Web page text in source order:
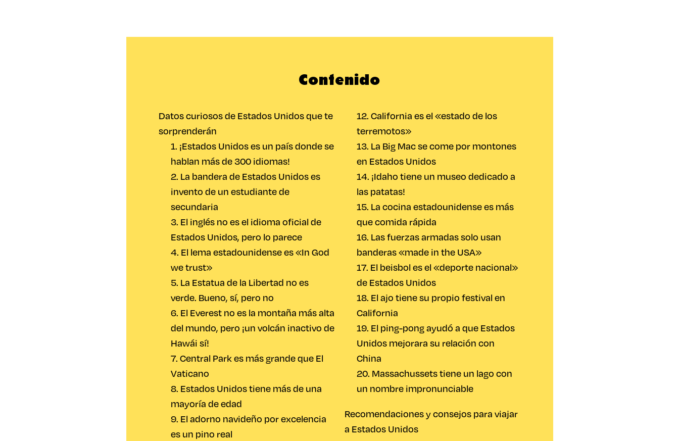
Contenido
Datos curiosos de Estados Unidos que te
sorprenderán
1. ¡Estados Unidos es un país donde se
hablan más de 300 idiomas!
2. La bandera de Estados Unidos es
invento de un estudiante de
secundaria
3. El inglés no es el idioma oficial de
Estados Unidos, pero lo parece
4. El lema estadounidense es «In God
we trust»
5. La Estatua de la Libertad no es
verde. Bueno, sí, pero no
6. El Everest no es la montaña más alta
del mundo, pero ¡un volcán inactivo de
Hawái sí!
7. Central Park es más grande que El
Vaticano
8. Estados Unidos tiene más de una
mayoría de edad
9. El adorno navideño por excelencia
es un pino real
12. California es el «estado de los
terremotos»
13. La Big Mac se come por montones
en Estados Unidos
14. ¡Idaho tiene un museo dedicado a
las patatas!
15. La cocina estadounidense es más
que comida rápida
16. Las fuerzas armadas solo usan
banderas «made in the USA»
17. El beisbol es el «deporte nacional»
de Estados Unidos
18. El ajo tiene su propio festival en
California
19. El ping-pong ayudó a que Estados
Unidos mejorara su relación con
China
20. Massachussets tiene un lago con
un nombre impronunciable
Recomendaciones y consejos para viajar
a Estados Unidos